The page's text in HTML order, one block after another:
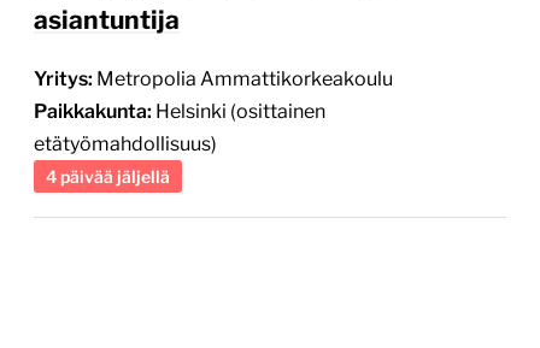
asiantuntija
Yritys: Metropolia Ammattikorkeakoulu
Paikkakunta: Helsinki (osittainen
etätyömahdollisuus)
4 päivää jäljellä